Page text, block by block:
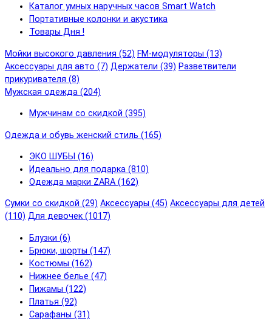
Каталог умных наручных часов Smart Watch
Портативные колонки и акустика
Товары Дня !
Мойки высокого давления (52) FM-модуляторы (13)
Аксессуары для авто (7) Держатели (39) Разветвители
прикуривателя (8)
Мужская одежда (204)
Мужчинам со скидкой (395)
Одежда и обувь женский стиль (165)
ЭКО ШУБЫ (16)
Идеально для подарка (810)
Одежда марки ZARA (162)
Сумки со скидкой (29) Аксессуары (45) Аксессуары для детей
(110) Для девочек (1017)
Блузки (6)
Брюки, шорты (147)
Костюмы (162)
Нижнее белье (47)
Пижамы (122)
Платья (92)
Сарафаны (31)